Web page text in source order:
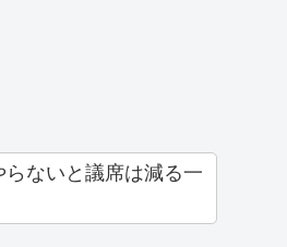
ないと議席は減る一